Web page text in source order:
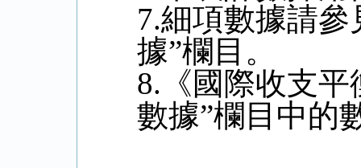
7.細項數據請參
據”欄目。
8. 《國際收支
數據”欄目中的